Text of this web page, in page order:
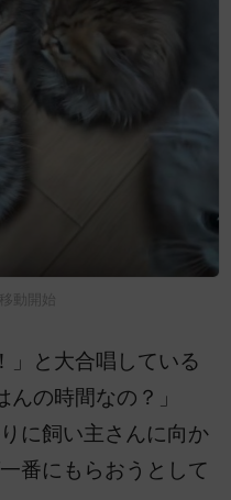
動開始
」と大合唱している
の時間なの？」
に飼い主さんに向か
番にもらおうとして